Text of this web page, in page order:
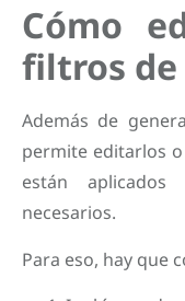
Cómo
filtros de
Además de
permite editarlos
están
necesarios.
Para eso, hay que